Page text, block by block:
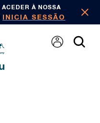
À NOSSA
INICIA SESSÃO